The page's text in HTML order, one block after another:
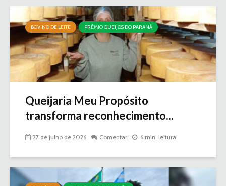
BOVINO DE LEITE PRÊMIO QUEIJOS DO PARANÁ
Queijaria Meu Propósito
transforma reconhecimento...
27 de julho de 2026 Comentar 6 min. leitura